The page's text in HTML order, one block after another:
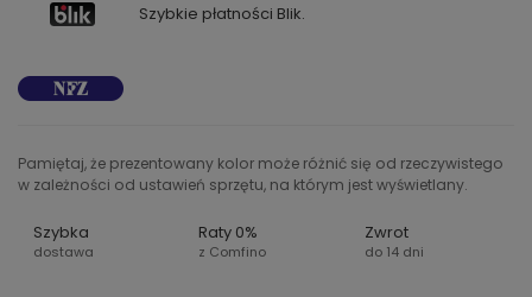
Szybkie płatności Blik.
Pamiętaj, że prezentowany kolor może różnić się od rzeczywistego
w zależności od ustawień sprzętu, na którym jest wyświetlany.
Szybka
dostawa
Raty 0%
z Comfino
Zwrot
do 14 dni